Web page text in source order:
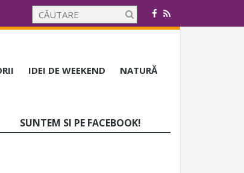
IDEI DE WEEKEND NATURĂ
SUNTEM SI PE FACEBOOK!